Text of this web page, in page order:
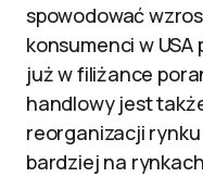
spowodować
konsumenci w
już w filiżance
handlowy jest
reorganizacji rynku
bardziej na